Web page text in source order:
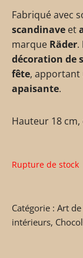
Fabriqué avec
scandinave et
marque Räder.
décoration de
fête, apportant
apaisante.
Hauteur 18
Rupture de stock
Catégorie : Art
intérieurs,